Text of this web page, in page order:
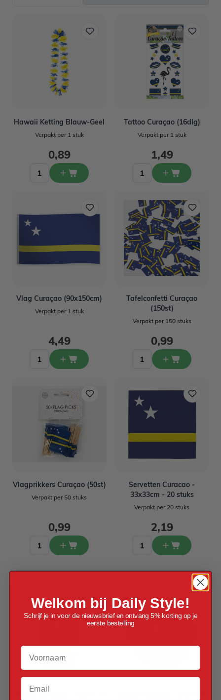
Hawaii Ketting Blauw-Geel
Verpakt per 1 stuk
0,89
Tattoo Curaçao (16dlg)
Verpakt per 1 stuk
1,49
Vlag Curaçao (90x150cm)
Verpakt per 1 stuk
4,49
Tafelconfetti Curaçao
(150st)
Verpakt per 150 stuks
0,99
Vlagprikkers Curaçao (50st)
Verpakt per 50 stuks
0,99
Servetten Curacao -
33x33cm - 20 stuks
Verpakt per 20 stuks
2,19
Bekers Curacao - 210ml - 8
Welkom bij Daily Style!
Schrijf je in voor de nieuwsbrief en ontvang 5% korting op je
eerste bestelling
Voornaam
Email